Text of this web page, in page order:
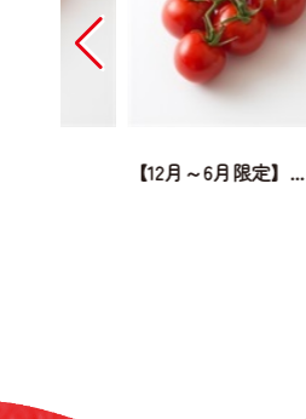
【12月～6月限定】...